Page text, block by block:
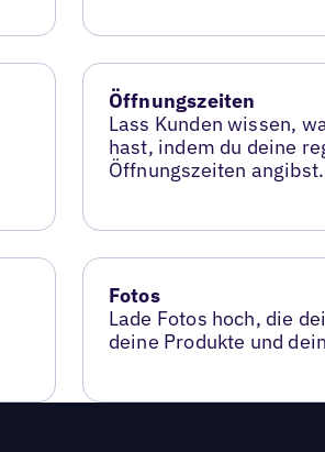
Öffnungszeiten
Lass Kunden wissen,
hast, indem du deine
Öffnungszeiten angibst.
Fotos
Lade Fotos hoch, die
deine Produkte und